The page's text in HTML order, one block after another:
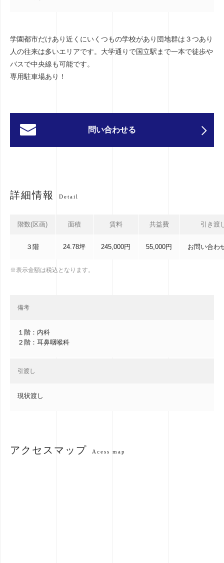
学園都市だけあり近くにいくつもの学校があり団地群は３つあり
人の往来は多いエリアです。大学通りで国立駅まで一本で徒歩や
バスで中央線も可能です。
専用駐車場あり！
問い合わせる
詳細情報 Detail
階数(区画) 面積 賃料 共益費 引き渡
３階 24.78坪 245,000円 55,000円 お問い合わ
※表示金額は税込となります。
備考
１階：内科
２階：耳鼻咽喉科
引渡し
現状渡し
アクセスマップ Acess map